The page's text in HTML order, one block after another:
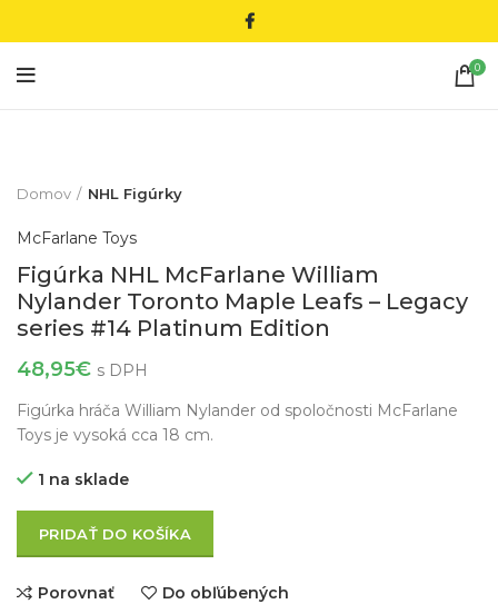
0
Domov NHL Figúrky
McFarlane Toys
Figúrka NHL McFarlane William
Nylander Toronto Maple Leafs – Legacy
series #14 Platinum Edition
48,95€ s DPH
Figúrka hráča William Nylander od spoločnosti McFarlane
Toys je vysoká cca 18 cm.
1 na sklade
PRIDAŤ DO KOŠÍKA
Porovnať Do obľúbených